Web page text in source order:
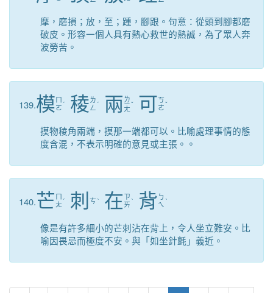
摩，磨損；放，至；踵，腳跟。句意：從頭到腳都磨
破皮。形容一個人具有熱心救世的熱誠，為了眾人奔
波勞苦。
139.模 ㄇ
ㄛ ˊ 稜ㄌ
ㄥ ˊ 兩 ㄌ
ㄧ
ㄤ
ˇ 可ㄎ
ㄜˇ
摸物稜角兩端，摸那一端都可以。比喻處理事情的態
度含混，不表示明確的意見或主張。。
140.芒 ㄇ
ㄤ ˊ 刺 ㄘˋ 在 ㄗ
ㄞˋ 背 ㄅ
ㄟ ˋ
像是有許多細小的芒刺沾在背上，令人坐立難安。比
喻因畏忌而極度不安。與「如坐針氈」義近。